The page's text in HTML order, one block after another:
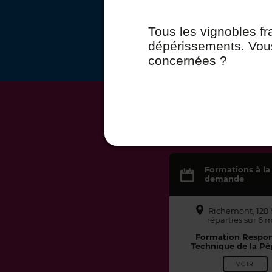
Formations à la
demande
Richemont, 128
réparties sur 6
Formation
Technique de la
VOIR
Tous les vignobles
dépérissements.
concernées ?